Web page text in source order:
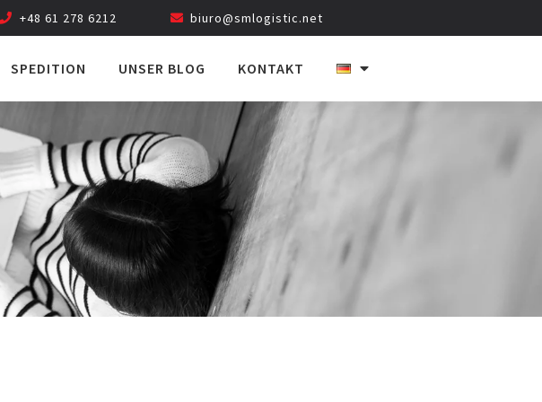
+48 61 278 6212 biuro@smlogistic.net
SPEDITION UNSER BLOG KONTAKT